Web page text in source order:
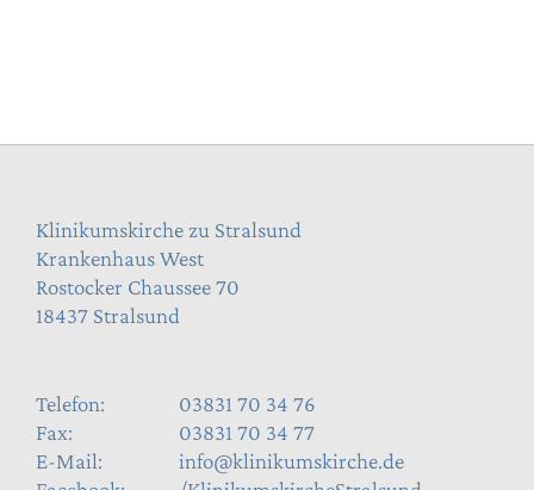
Klinikumskirche zu Stralsund
Krankenhaus West
Rostocker Chaussee 70
18437 Stralsund
Telefon:
03831 70 34 76
Fax:
03831 70 34 77
E-Mail:
info@klinikumskirche.de